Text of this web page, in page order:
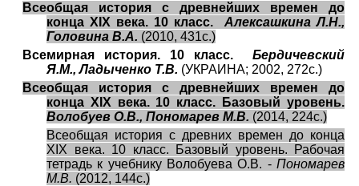
Всеобщая история с древнейших времен до
конца XIX века. 10 класс. Алексашкина Л.Н.,
Головина В.А. (2010, 431с.)
Всемирная история. 10 класс. Бердичевский
Я.М., Ладыченко Т.В. (УКРАИНА; 2002, 272с.)
Всеобщая история с древнейших времен до
конца XIX века. 10 класс. Базовый уровень.
Волобуев О.В., Пономарев М.В. (2014, 224с.)
Всеобщая история с древних времен до конца
XIX века. 10 класс. Базовый уровень. Рабочая
тетрадь к учебнику Волобуева О.В. - Пономарев
М.В. (2012, 144с.)